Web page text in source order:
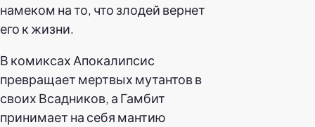
намеком на то, что злодей вернет
его к жизни.
В комиксах Апокалипсис
превращает мертвых мутантов в
своих Всадников, а Гамбит
принимает на себя мантию